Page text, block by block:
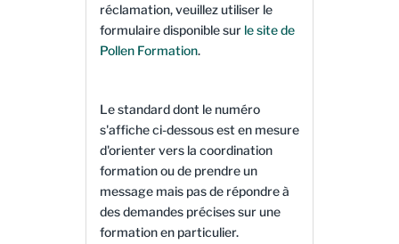
réclamation, veuillez utiliser le
formulaire disponible sur le site de
Pollen Formation.
Le standard dont le numéro
s'affiche ci-dessous est en mesure
d'orienter vers la coordination
formation ou de prendre un
message mais pas de répondre à
des demandes précises sur une
formation en particulier.